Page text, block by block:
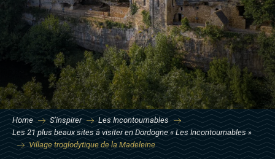
Home S’inspirer
Les Incontournables
Les 21 plus beaux sites à visiter en Dordogne « Les Incontournables »
Village troglodytique de la Madeleine